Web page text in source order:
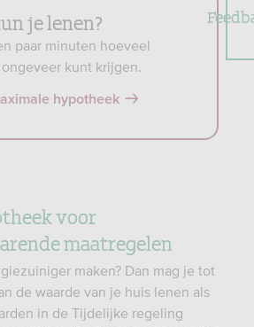
je lenen?
paar minuten hoeveel
kunt krijgen.
hypotheek
voor
maatregelen
maken? Dan mag je tot
de waarde van je huis lenen als
in de Tijdelijke regeling